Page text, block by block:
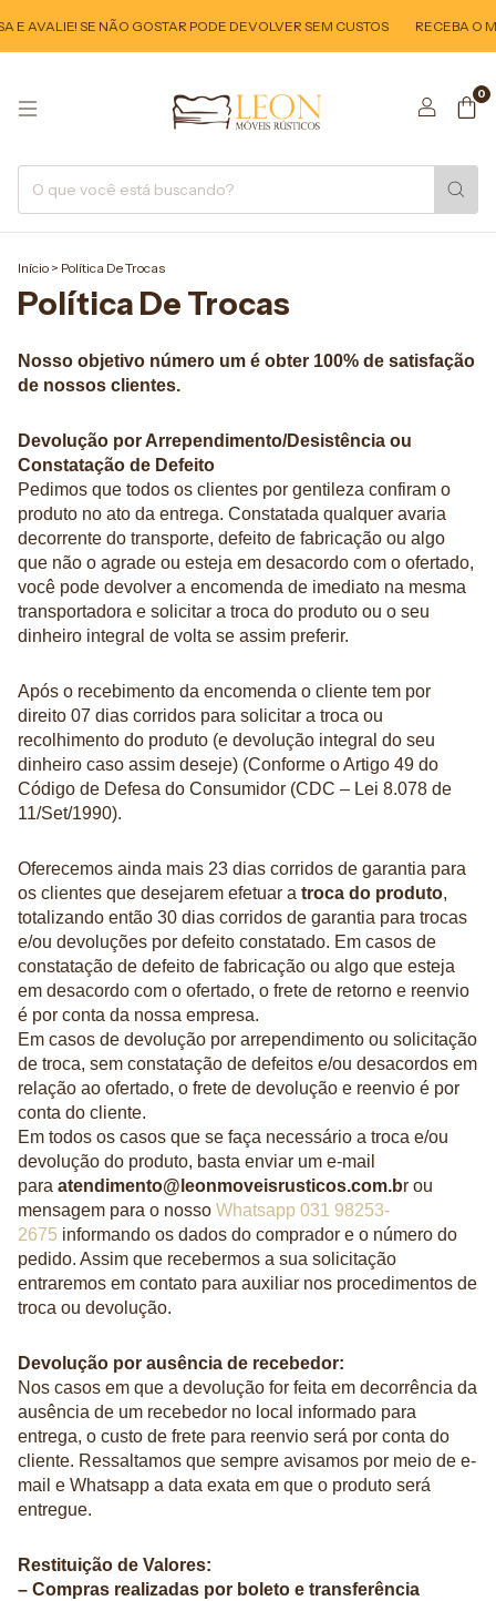
AVALIE! SE NÃO GOSTAR PODE DEVOLVER SEM CUSTOS RECEBA O
0
Início > Política De Trocas
Política De Trocas
Nosso objetivo número um é obter 100% de satisfação
de nossos clientes.
Devolução por Arrependimento/Desistência ou
Constatação de Defeito
Pedimos que todos os clientes por gentileza confiram o
produto no ato da entrega. Constatada qualquer avaria
decorrente do transporte, defeito de fabricação ou algo
que não o agrade ou esteja em desacordo com o ofertado,
você pode devolver a encomenda de imediato na mesma
transportadora e solicitar a troca do produto ou o seu
dinheiro integral de volta se assim preferir.
Após o recebimento da encomenda o cliente tem por
direito 07 dias corridos para solicitar a troca ou
recolhimento do produto (e devolução integral do seu
dinheiro caso assim deseje) (Conforme o Artigo 49 do
Código de Defesa do Consumidor (CDC – Lei 8.078 de
11/Set/1990).
Oferecemos ainda mais 23 dias corridos de garantia para
os clientes que desejarem efetuar a troca do produto,
totalizando então 30 dias corridos de garantia para trocas
e/ou devoluções por defeito constatado. Em casos de
constatação de defeito de fabricação ou algo que esteja
em desacordo com o ofertado, o frete de retorno e reenvio
é por conta da nossa empresa.
Em casos de devolução por arrependimento ou solicitação
de troca, sem constatação de defeitos e/ou desacordos em
relação ao ofertado, o frete de devolução e reenvio é por
conta do cliente.
Em todos os casos que se faça necessário a troca e/ou
devolução do produto, basta enviar um e-mail
para atendimento@leonmoveisrusticos.com.br ou
mensagem para o nosso Whatsapp 031 98253-
2675 informando os dados do comprador e o número do
pedido. Assim que recebermos a sua solicitação
entraremos em contato para auxiliar nos procedimentos de
troca ou devolução.
Devolução por ausência de recebedor:
Nos casos em que a devolução for feita em decorrência da
ausência de um recebedor no local informado para
entrega, o custo de frete para reenvio será por conta do
cliente. Ressaltamos que sempre avisamos por meio de e-
mail e Whatsapp a data exata em que o produto será
entregue.
Restituição de Valores:
– Compras realizadas por boleto e transferência